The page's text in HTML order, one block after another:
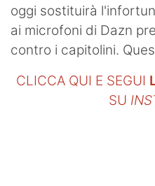
oggi sostituirà
ai microfoni di Dazn
contro i capitolini.
CLICCA QUI E SEGUI
SU